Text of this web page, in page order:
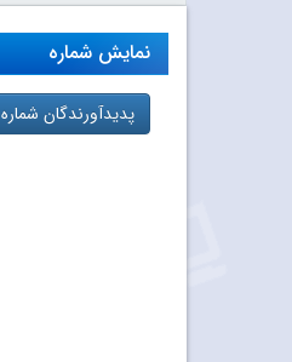
نمایش شماره
پدیدآورندگان شماره